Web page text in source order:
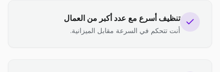
تنظيف أسرع مع عدد أكبر من العمال
أنت تتحكم في السرعة مقابل الميزانية.